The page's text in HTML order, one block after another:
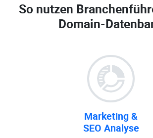
So nutzen
Domain-
Marketing &
SEO Analyse